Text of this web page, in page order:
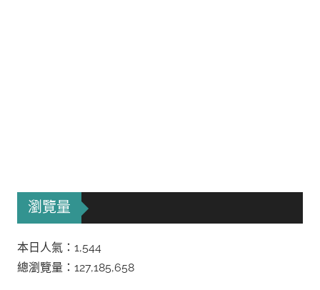
瀏覽量
本日人氣：1,544
總瀏覽量：127,185,658